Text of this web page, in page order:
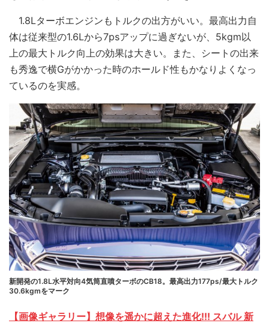
1.8Lターボエンジンもトルクの出方がいい。最高出力自
体は従来型の1.6Lから7psアップに過ぎないが、5kgm以
上の最大トルク向上の効果は大きい。また、シートの出来
も秀逸で横Gがかかった時のホールド性もかなりよくなっ
ているのを実感。
新開発の1.8L水平対向4気筒直噴ターボのCB18。最高出力177ps/最大トルク
30.6kgmをマーク
【画像ギャラリー】想像を遥かに超えた進化!!! スバル 新